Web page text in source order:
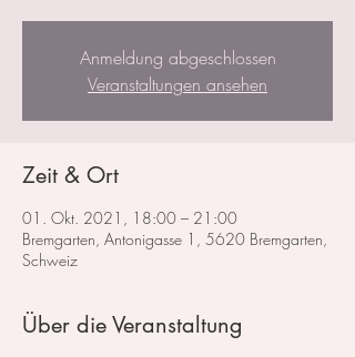
Anmeldung abgeschlossen
Veranstaltungen ansehen
Zeit & Ort
01. Okt. 2021, 18:00 – 21:00
Bremgarten, Antonigasse 1, 5620 Bremgarten,
Schweiz
Über die Veranstaltung